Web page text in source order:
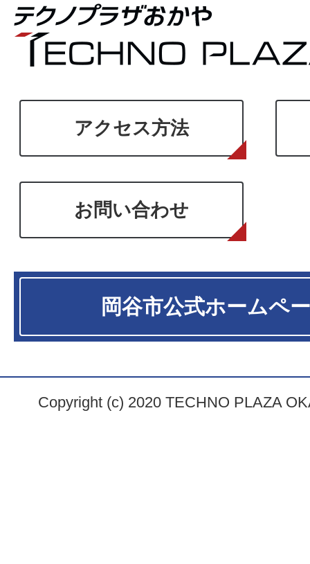
アクセス方法
お問い合わせ
岡谷市公式ホームペ
Copyright (c) 2020 TECHNO PLAZA